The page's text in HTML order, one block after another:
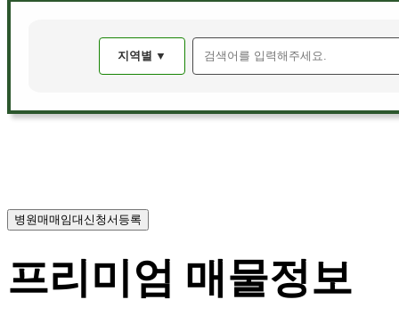
지역별 ▼
병원매매임대신청서등록
프리미엄 매물정보